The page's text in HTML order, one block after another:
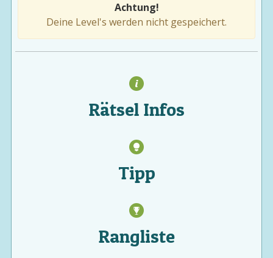
Achtung!
Deine Level's werden nicht gespeichert.
Rätsel Infos
Tipp
Rangliste